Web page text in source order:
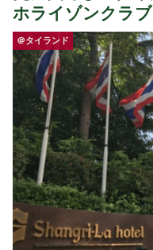
ホライゾンクラブ
＠タイランド